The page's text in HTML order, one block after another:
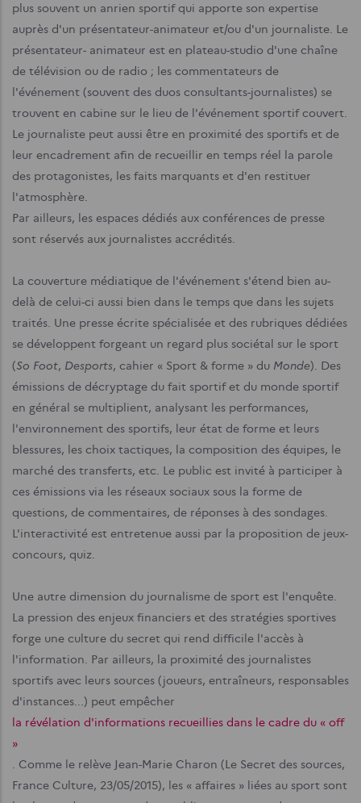
plus souvent un anrien sportif qui apporte son expertise
auprès d'un présentateur-animateur et/ou d'un journaliste. Le
présentateur- animateur est en plateau-studio d'une chaîne
de télévision ou de radio ; les commentateurs de
l'événement (souvent des duos consultants-journalistes) se
trouvent en cabine sur le lieu de l'évé­nement sportif couvert.
Le journaliste peut aussi être en proximité des sportifs et de
leur encadrement afin de recueillir en temps réel la parole
des protagonistes, les faits marquants et d'en restituer
l'atmosphère.
Par ailleurs, les espaces dédiés aux conférences de presse
sont réservés aux journalistes accrédités.
La couverture médiatique de l'événement s'étend bien au-
delà de celui-ci aussi bien dans le temps que dans les sujets
traités. Une presse écrite spécialisée et des rubriques dédiées
se développent forgeant un regard plus sociétal sur le sport
(So Foot, Desports, cahier « Sport & forme » du Monde). Des
émissions de décryptage du fait sportif et du monde sportif
en général se multiplient, analysant les performances,
l'environnement des sportifs, leur état de forme et leurs
blessures, les choix tactiques, la composition des équipes, le
marché des transferts, etc. Le public est invité à participer à
ces émissions via les réseaux sociaux sous la forme de
questions, de commentaires, de réponses à des sondages.
L'interactivité est entretenue aussi par la proposition de jeux-
concours, quiz.
Une autre dimension du journalisme de sport est l'enquête.
La pression des enjeux financiers et des stratégies sportives
forge une culture du secret qui rend difficile l'accès à
l'information. Par ailleurs, la proximité des journalistes
sportifs avec leurs sources (joueurs, entraîneurs, responsables
d'instances...) peut empêcher
la révélation d'informations recueillies dans le cadre du « off
»
. Comme le relève Jean-Marie Charon (Le Secret des sources,
France Culture, 23/05/2015), les « affaires » liées au sport sont